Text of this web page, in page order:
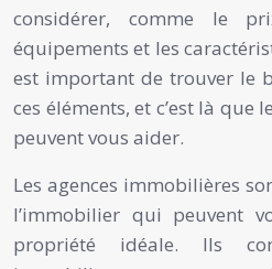
considérer, comme le
équipements et les
est important de trouver le
ces éléments, et c’est là que
peuvent vous aider.
Les agences immobilières
l’immobilier qui peuvent
propriété idéale. Ils